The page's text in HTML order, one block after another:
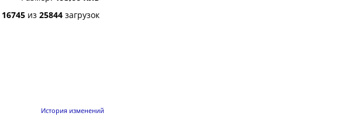
16745 из 25844 загрузок
История изменений